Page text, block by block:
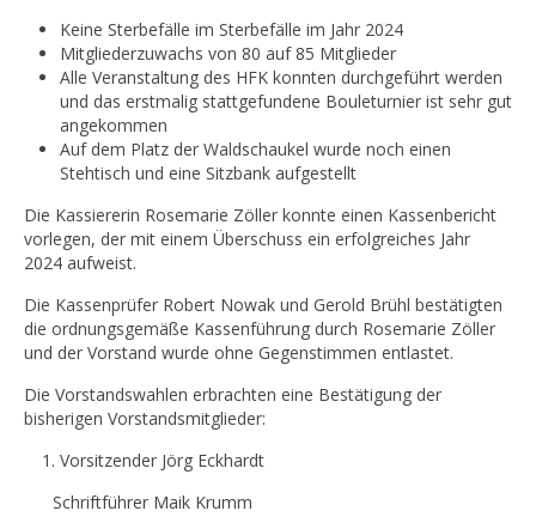
Keine Sterbefälle im Sterbefälle im Jahr 2024
Mitgliederzuwachs von 80 auf 85 Mitglieder
Alle Veranstaltung des HFK konnten durchgeführt werden
und das erstmalig stattgefundene Bouleturnier ist sehr gut
angekommen
Auf dem Platz der Waldschaukel wurde noch einen
Stehtisch und eine Sitzbank aufgestellt
Die Kassiererin Rosemarie Zöller konnte einen Kassenbericht
vorlegen, der mit einem Überschuss ein erfolgreiches Jahr
2024 aufweist.
Die Kassenprüfer Robert Nowak und Gerold Brühl bestätigten
die ordnungsgemäße Kassenführung durch Rosemarie Zöller
und der Vorstand wurde ohne Gegenstimmen entlastet.
Die Vorstandswahlen erbrachten eine Bestätigung der
bisherigen Vorstandsmitglieder:
Vorsitzender Jörg Eckhardt
Schriftführer Maik Krumm